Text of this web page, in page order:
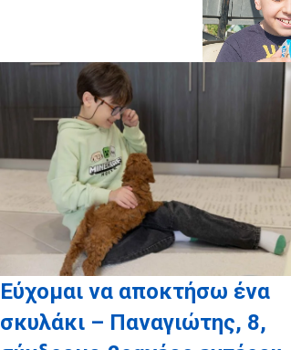
Εύχομαι να αποκτήσω ένα
σκυλάκι – Παναγιώτης, 8,